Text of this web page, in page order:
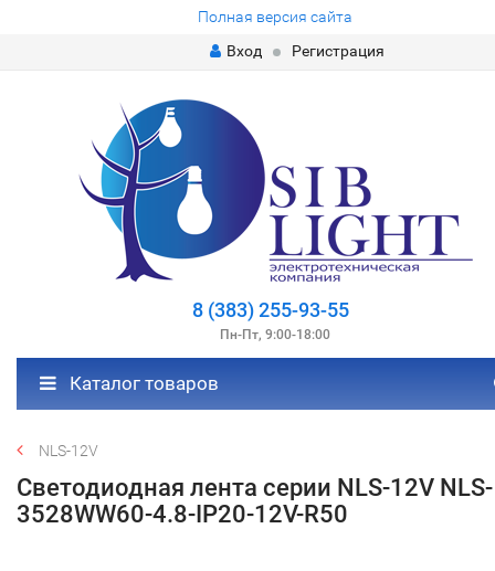
Полная версия сайта
Вход
Регистрация
8 (383) 255-93-55
Пн-Пт, 9:00-18:00
Каталог товаров
NLS-12V
Светодиодная лента серии NLS-12V NLS-
3528WW60-4.8-IP20-12V-R50